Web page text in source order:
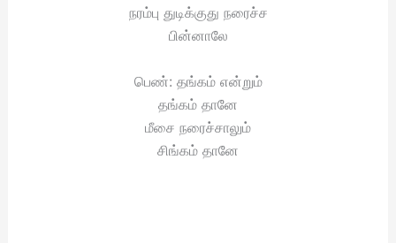
நரம்பு துடிக்குது நரைச்ச
பின்னாலே
பெண்: தங்கம் என்றும்
தங்கம் தானே
மீசை நரைச்சாலும்
சிங்கம் தானே